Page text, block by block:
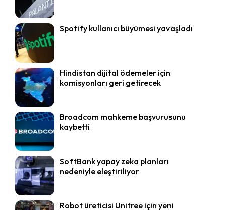
Spotify kullanıcı büyümesi yavaşladı
Hindistan dijital ödemeler için
komisyonları geri getirecek
Broadcom mahkeme başvurusunu
kaybetti
SoftBank yapay zeka planları
nedeniyle eleştiriliyor
Robot üreticisi Unitree için yeni